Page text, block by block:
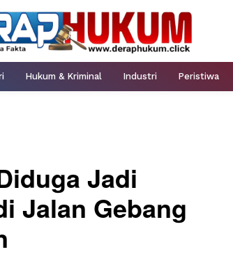
Hukum & Kriminal Industri Peristiwa
Jadi
Jalan Gebang